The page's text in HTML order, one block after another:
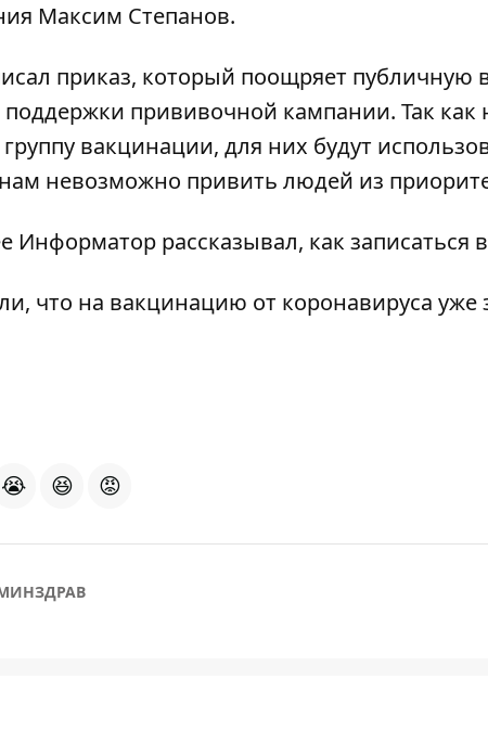
Максим Степанов.
приказ, который поощряет публичную
прививочной кампании. Так как
вакцинации, для них будут
невозможно привить людей из
Информатор рассказывал, как
что на вакцинацию от коронавируса уже
😭 😆 😡